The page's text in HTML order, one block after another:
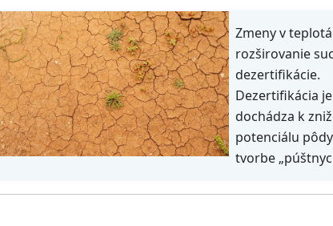
Zmeny v
rozširovanie
dezertifikácie.
Dezertifikácia
dochádza k
potenciálu
tvorbe